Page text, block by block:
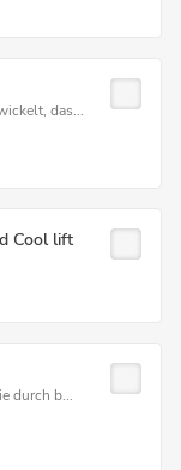
das...
Cool lift
durch b...